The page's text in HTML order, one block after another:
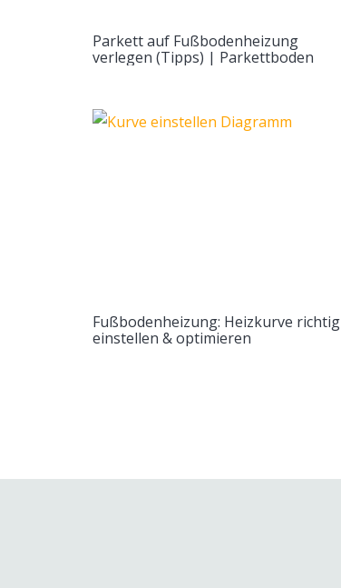
Parkett auf Fußbodenheizung
verlegen (Tipps) | Parkettboden
Fußbodenheizung: Heizkurve richtig
einstellen & optimieren